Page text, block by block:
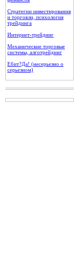
Стратегии инвестирования
и торговли, психология
трейдинга
Интернет-трейдинг
Механические торговые
системы, алготрейдинг
Ебит?Да! (несерьезно о
серьезном)